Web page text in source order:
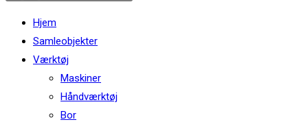
website
Hjem
Samleobjekter
Værktøj
Maskiner
Håndværktøj
Bor